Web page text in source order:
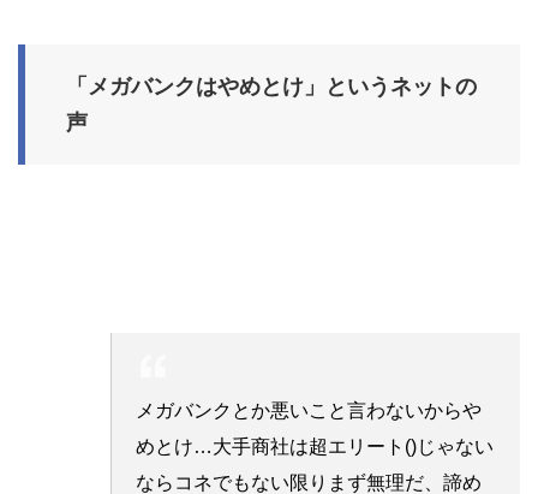
「メガバンクはやめとけ」というネットの
声
メガバンクとか悪いこと言わないからや
めとけ…大手商社は超エリート()じゃない
ならコネでもない限りまず無理だ、諦め